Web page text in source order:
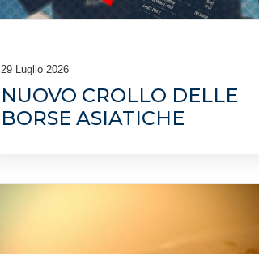
29 Luglio 2026
NUOVO CROLLO DELLE
BORSE ASIATICHE